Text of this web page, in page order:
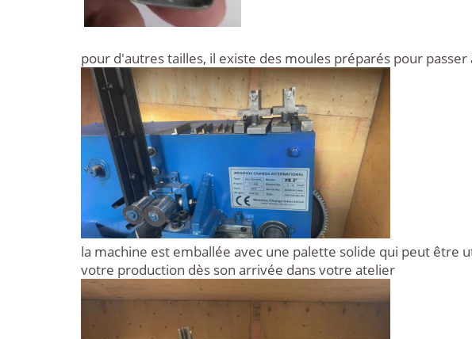
pour d'autres tailles, il existe des moules préparés pour
la machine est emballée avec une palette solide qui peut être
votre production dès son arrivée dans votre atelier